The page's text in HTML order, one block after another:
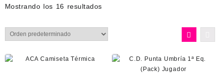
Mostrando los 16 resultados